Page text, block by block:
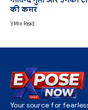
की कमर
3 Min Read
Your source for